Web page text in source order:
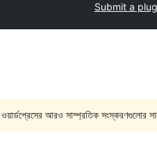
Submit a
আরও সাম্প্রতিক সংস্করণগুলোর